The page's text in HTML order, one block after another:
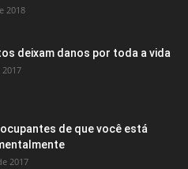
2018
deixam danos por toda a vida
de que você está
2017